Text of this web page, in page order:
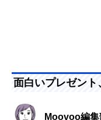
面白いプレゼン
Moovoo編集